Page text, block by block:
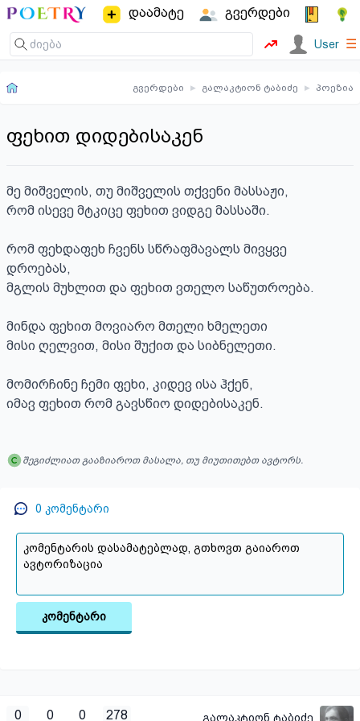
დაამატე გვერდები
User ☰
გვერდები ▸ გალაკტიონ ტაბიძე ▸ პოეზია
ფეხით დიდებისაკენ
მე მიშველის, თუ მიშველის თქვენი მასსაჟი,
რომ ისევე მტკიცე ფეხით ვიდგე მასსაში.
რომ ფეხდაფეხ ჩვენს სწრაფმავალს მივყვე
დროებას,
მგლის მუხლით და ფეხით ვთელო საწუთროება.
მინდა ფეხით მოვიარო მთელი ხმელეთი
მისი ღელვით, მისი შუქით და სიბნელეთი.
მომირჩინე ჩემი ფეხი, კიდევ ისა ჰქენ,
იმავ ფეხით რომ გავსწიო დიდებისაკენ.
შეგიძლიათ გააზიაროთ მასალა, თუ მიუთითებთ ავტორს.
0 კომენტარი
კომენტარი
0 0 0 278 გალაკტიონ ტაბიძე